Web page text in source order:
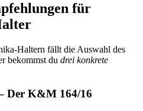
für
Haltern fällt die Auswahl des
bekommst du drei konkrete
Der K&M 164/16